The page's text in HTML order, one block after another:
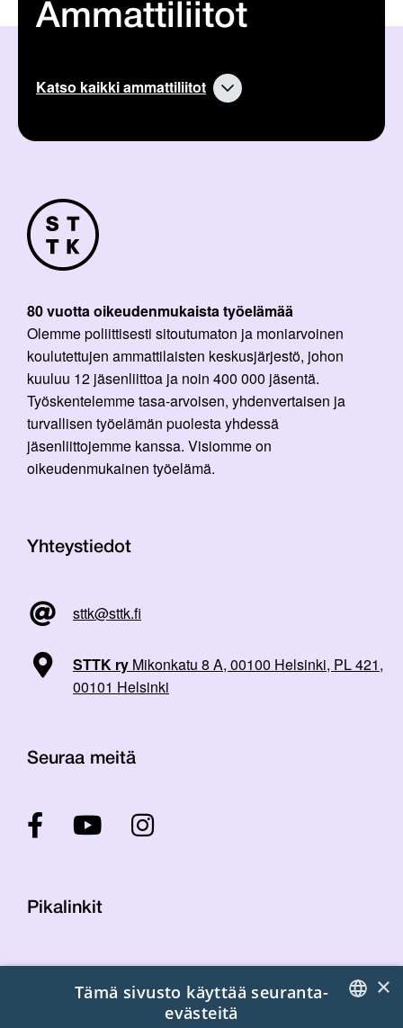
Ammattiliitot
Katso kaikki ammattiliitot
80 vuotta oikeudenmukaista työelämää
Olemme poliittisesti sitoutumaton ja moniarvoinen
koulutettujen ammattilaisten keskusjärjestö, johon
kuuluu 12 jäsenliittoa ja noin 400 000 jäsentä.
Työskentelemme tasa-arvoisen, yhdenvertaisen ja
turvallisen työelämän puolesta yhdessä
jäsenliittojemme kanssa. Visiomme on
oikeudenmukainen työelämä.
Yhteystiedot
sttk@sttk.fi
STTK ry Mikonkatu 8 A, 00100 Helsinki, PL 421,
00101 Helsinki
Seuraa meitä
Pikalinkit
Laskutustiedot
×
Tämä sivusto käyttää seuranta-
evästeitä